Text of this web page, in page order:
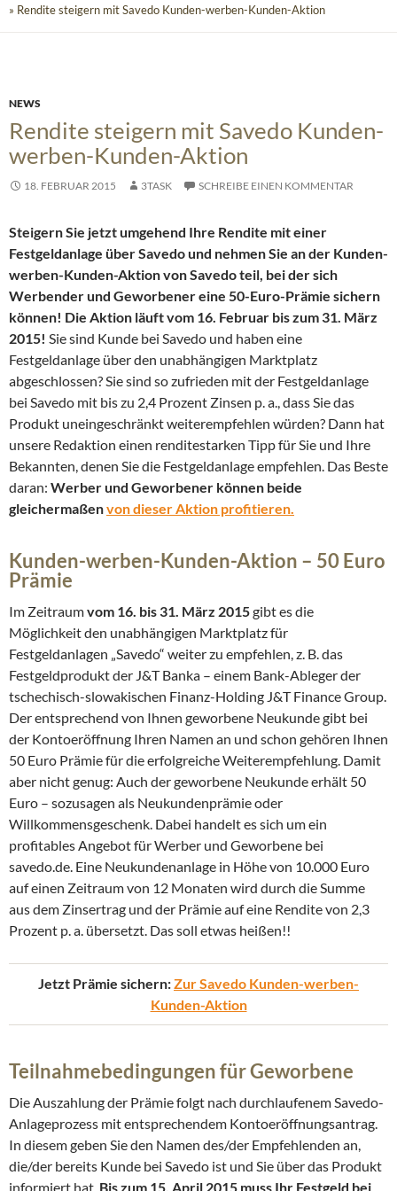
» Rendite steigern mit Savedo Kunden-werben-Kunden-Aktion
NEWS
Rendite steigern mit Savedo Kunden-
werben-Kunden-Aktion
18. FEBRUAR 2015 3TASK SCHREIBE EINEN KOMMENTAR
Steigern Sie jetzt umgehend Ihre Rendite mit einer
Festgeldanlage über Savedo und nehmen Sie an der Kunden-
werben-Kunden-Aktion von Savedo teil, bei der sich
Werbender und Geworbener eine 50-Euro-Prämie sichern
können! Die Aktion läuft vom 16. Februar bis zum 31. März
2015! Sie sind Kunde bei Savedo und haben eine
Festgeldanlage über den unabhängigen Marktplatz
abgeschlossen? Sie sind so zufrieden mit der Festgeldanlage
bei Savedo mit bis zu 2,4 Prozent Zinsen p. a., dass Sie das
Produkt uneingeschränkt weiterempfehlen würden? Dann hat
unsere Redaktion einen renditestarken Tipp für Sie und Ihre
Bekannten, denen Sie die Festgeldanlage empfehlen. Das Beste
daran: Werber und Geworbener können beide
gleichermaßenvon dieser Aktion profitieren.
Kunden-werben-Kunden-Aktion – 50 Euro
Prämie
Im Zeitraumvom 16. bis 31. März 2015gibt es die
Möglichkeit den unabhängigen Marktplatz für
Festgeldanlagen „Savedo“ weiter zu empfehlen, z. B. das
Festgeldprodukt der J&T Banka – einem Bank-Ableger der
tschechisch-slowakischen Finanz-Holding J&T Finance Group.
Der entsprechend von Ihnen geworbene Neukunde gibt bei
der Kontoeröffnung Ihren Namen an und schon gehören Ihnen
50 Euro Prämie für die erfolgreiche Weiterempfehlung. Damit
aber nicht genug: Auch der geworbene Neukunde erhält 50
Euro – sozusagen als Neukundenprämie oder
Willkommensgeschenk. Dabei handelt es sich um ein
profitables Angebot für Werber und Geworbene bei
savedo.de. Eine Neukundenanlage in Höhe von 10.000 Euro
auf einen Zeitraum von 12 Monaten wird durch die Summe
aus dem Zinsertrag und der Prämie auf eine Rendite von 2,3
Prozent p. a. übersetzt. Das soll etwas heißen!!
Jetzt Prämie sichern:Zur Savedo Kunden-werben-
Kunden-Aktion
Teilnahmebedingungen für Geworbene
Die Auszahlung der Prämie folgt nach durchlaufenem Savedo-
Anlageprozess mit entsprechendem Kontoeröffnungsantrag.
In diesem geben Sie den Namen des/der Empfehlenden an,
die/der bereits Kunde bei Savedo ist und Sie über das Produkt
informiert hat. Bis zum 15. April 2015 muss Ihr Festgeld bei